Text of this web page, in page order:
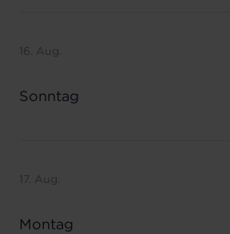
16. Aug.
Sonntag
17. Aug.
Montag